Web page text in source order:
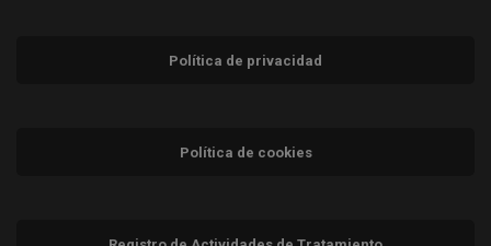
Política de privacidad
Política de cookies